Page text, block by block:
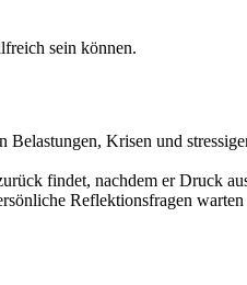
sein können.
Belastungen, Krisen und
findet, nachdem er Druck
Reflektionsfragen